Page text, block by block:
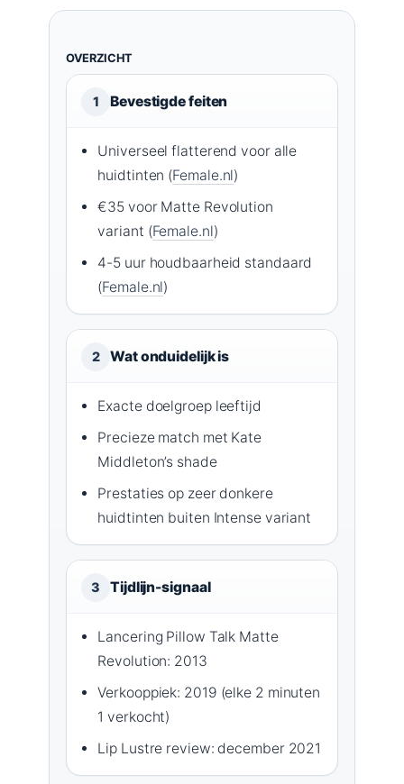
OVERZICHT
1 Bevestigde feiten
Universeel flatterend voor alle
huidtinten (Female.nl)
€35 voor Matte Revolution
variant (Female.nl)
4-5 uur houdbaarheid standaard
(Female.nl)
2 Wat onduidelijk is
Exacte doelgroep leeftijd
Precieze match met Kate
Middleton’s shade
Prestaties op zeer donkere
huidtinten buiten Intense variant
3 Tijdlijn-signaal
Lancering Pillow Talk Matte
Revolution: 2013
Verkooppiek: 2019 (elke 2 minuten
1 verkocht)
Lip Lustre review: december 2021